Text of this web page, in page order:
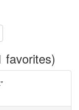
favorites)